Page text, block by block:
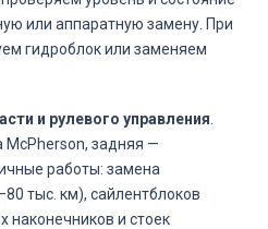
или аппаратную замену. При
гидроблок или заменяем
и рулевого управления
McPherson, задняя —
работы: замена
тыс. км), сайлентблоков
наконечников и стоек